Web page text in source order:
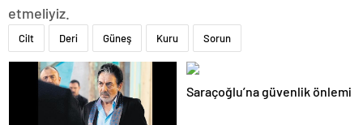
etmeliyiz.
Cilt Deri Güneş Kuru Sorun
Saraçoğlu’na güvenlik önlemi